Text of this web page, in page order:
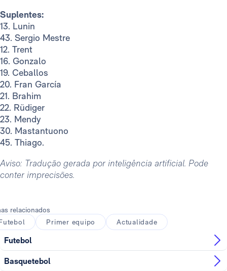
Suplentes:
13. Lunin
43. Sergio Mestre
12. Trent
16. Gonzalo
19. Ceballos
20. Fran García
21. Brahim
22. Rüdiger
23. Mendy
30. Mastantuono
45. Thiago.
Aviso: Tradução gerada por inteligência artificial. Pode
conter imprecisões.
relacionados
Primer equipo Actualidade
Futebol
Basquetebol